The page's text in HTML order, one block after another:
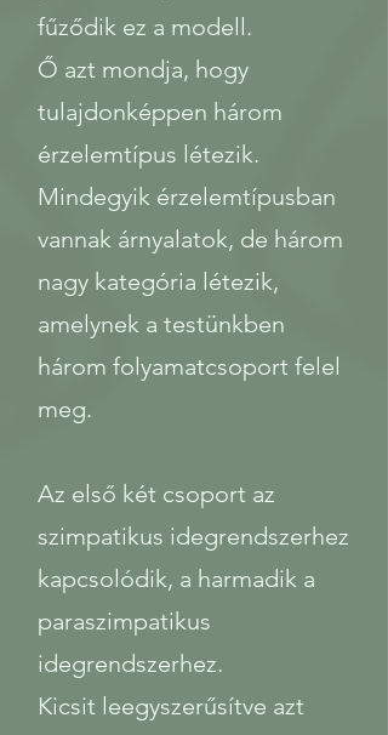
fűződik ez a modell.
Ő azt mondja, hogy
tulajdonképpen három
érzelemtípus létezik.
Mindegyik érzelemtípusban
vannak árnyalatok, de három
nagy kategória létezik,
amelynek a testünkben
három folyamatcsoport felel
meg.
Az első két csoport az
szimpatikus idegrendszerhez
kapcsolódik, a harmadik a
paraszimpatikus
idegrendszerhez.
Kicsit leegyszerűsítve azt